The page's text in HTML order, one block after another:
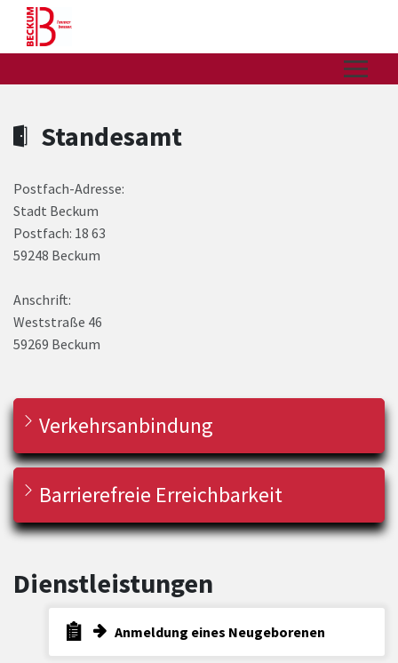
Zum Hauptinhalt springen
Standesamt
Postfach-Adresse:
Stadt Beckum
Postfach: 18 63
59248 Beckum
Anschrift:
Weststraße 46
59269 Beckum
Verkehrsanbindung
Barrierefreie Erreichbarkeit
Dienstleistungen
Anmeldung eines Neugeborenen